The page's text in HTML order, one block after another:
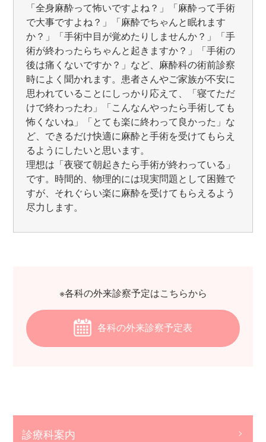
「全身麻酔って怖いですよね？」「麻酔って手術
で大事ですよね？」「麻酔でちゃんと眠れます
か？」「手術中目が覚めたりしませんか？」「手
術が終わったらちゃんと起きますか？」「手術の
後は痛くないですか？」など、麻酔科の術前診察
時によく聞かれます。患者さんやご家族が不安に
思われていることにしっかり応えて、「寝てただ
けで終わったわ」「こんなんやったら手術しても
怖くないね」「とても楽に終わって良かった」な
ど、できるだけ快適に麻酔と手術を受けてもらえ
るようにしたいと思います。
理想は「夜寝て朝起きたら手術が終わっている」
です。時間的、物理的には現実問題として困難で
すが、それぐらい楽に麻酔を受けてもらえるよう
尽力します。
※各科の外来診察予定はこちらから
各科の外来診察予定表
診療科案内